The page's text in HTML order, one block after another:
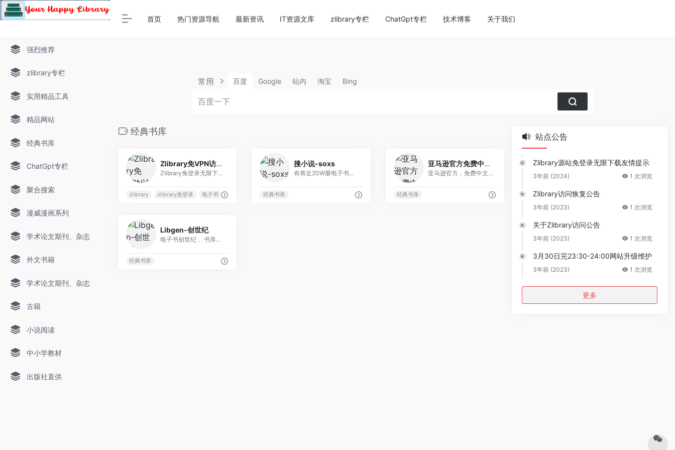
Warning: Array to string conversion in/www/thinkdoc/wp-content/themes/onenav/inc/wp-optimization.phpon line113
强烈推荐
zlibrary专栏
实用精品工具
精品网站
经典书库
ChatGpt专栏
聚合搜索
漫威漫画系列
学术论文期刊、杂志
外文书籍
学术论文期刊、杂志
古籍
小说阅读
中小学教材
出版社直供
首页 热门资源导航 最新资讯 IT资源文库 zlibrary专栏 ChatGpt专栏 技术博客 关于我们
常用 百度 Google 站内 淘宝 Bing
经典书库
Zlibrary免VPN访问下载站
Zlibrary免登录无限下载链接，可以不用登录，直接切换账号不受限制下载zlibrary电子书
zlibrary zlibrary免登录 电子书
搜小说-soxs
有将近20W册电子书可以直接下载，书库相对偏少，但是只有有的书籍，轻松下载，无限下载！整体还是非常不错
经典书库
亚马逊官方免费中文电子书
亚马逊官方，免费中文电子书，登录\注册
经典书库
Libgen-创世纪
电子书创世纪 、书库大、无限下载
经典书库
站点公告
Zlibrary源站免登录无限下载友情提示
3年前 (2024) 1 次浏览
Zlibrary访问恢复公告
3年前 (2023) 1 次浏览
关于Zlibrary访问公告
3年前 (2023) 1 次浏览
3月30日完23:30-24:00网站升级维护
3年前 (2023) 1 次浏览
更多